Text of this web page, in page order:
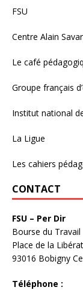
FSU
Centre Alain
Le café
Groupe français
Institut national
La Ligue
Les cahiers
CONTACT
FSU – Per Dir
Bourse du Travail
Place de la
93016 Bobigny
Téléphone :